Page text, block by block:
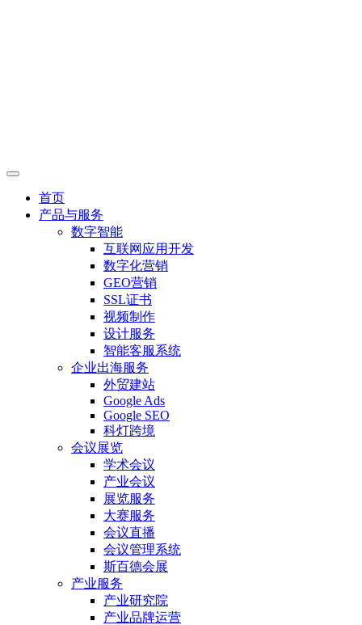
首页
产品与服务
数字智能
互联网应用开发
数字化营销
GEO营销
SSL证书
视频制作
设计服务
智能客服系统
企业出海服务
外贸建站
Google Ads
Google SEO
科灯跨境
会议展览
学术会议
产业会议
展览服务
大赛服务
会议直播
会议管理系统
斯百德会展
产业服务
产业研究院
产业品牌运营